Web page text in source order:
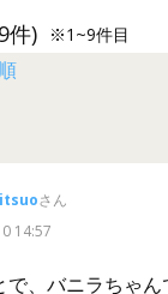
件) ※1~9件目
さん
14:57
で、バニラちゃん